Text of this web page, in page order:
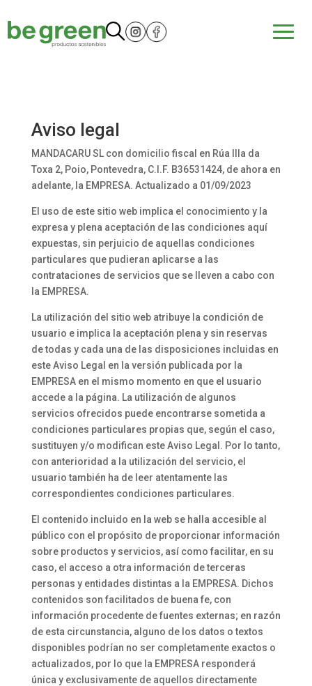
Aviso legal
MANDACARU SL con domicilio fiscal en Rúa Illa da
Toxa 2, Poio, Pontevedra, C.I.F. B36531424, de ahora en
adelante, la EMPRESA. Actualizado a 01/09/2023
El uso de este sitio web implica el conocimiento y la
expresa y plena aceptación de las condiciones aquí
expuestas, sin perjuicio de aquellas condiciones
particulares que pudieran aplicarse a las
contrataciones de servicios que se lleven a cabo con
la EMPRESA.
La utilización del sitio web atribuye la condición de
usuario e implica la aceptación plena y sin reservas
de todas y cada una de las disposiciones incluidas en
este Aviso Legal en la versión publicada por la
EMPRESA en el mismo momento en que el usuario
accede a la página. La utilización de algunos
servicios ofrecidos puede encontrarse sometida a
condiciones particulares propias que, según el caso,
sustituyen y/o modifican este Aviso Legal. Por lo tanto,
con anterioridad a la utilización del servicio, el
usuario también ha de leer atentamente las
correspondientes condiciones particulares.
El contenido incluido en la web se halla accesible al
público con el propósito de proporcionar información
sobre productos y servicios, así como facilitar, en su
caso, el acceso a otra información de terceras
personas y entidades distintas a la EMPRESA. Dichos
contenidos son facilitados de buena fe, con
información procedente de fuentes externas; en razón
de esta circunstancia, alguno de los datos o textos
disponibles podrían no ser completamente exactos o
actualizados, por lo que la EMPRESA responderá
única y exclusivamente de aquellos directamente